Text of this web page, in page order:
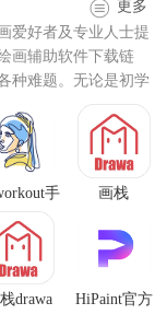
真的笔触效果。同
。此外，软件还
用户下笔力度呈
请朋友或与陌生
动性，激发创作
此的绘画过程，
块，允许用户上传
更多
爱好者及专业人士提
画辅助软件下载链
种难题。无论是初学
手
画栈
drawa
HiPaint官方